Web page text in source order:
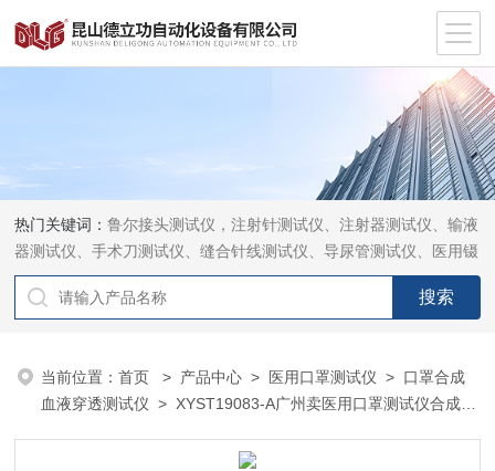
热门关键词：鲁尔接头测试仪，注射针测试仪、注射器测试仪、输液
器测试仪、手术刀测试仪、缝合针线测试仪、导尿管测试仪、医用镊
钳测试仪、导引管导丝测试仪、针灸针测试仪、留置针测试仪
当前位置：首页 > 产品中心 > 医用口罩测试仪 > 口罩合成
血液穿透测试仪 > XYST19083-A广州卖医用口罩测试仪合成血